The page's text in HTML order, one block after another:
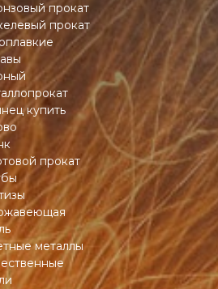
прокат
прокат
купить
прокат
металлы